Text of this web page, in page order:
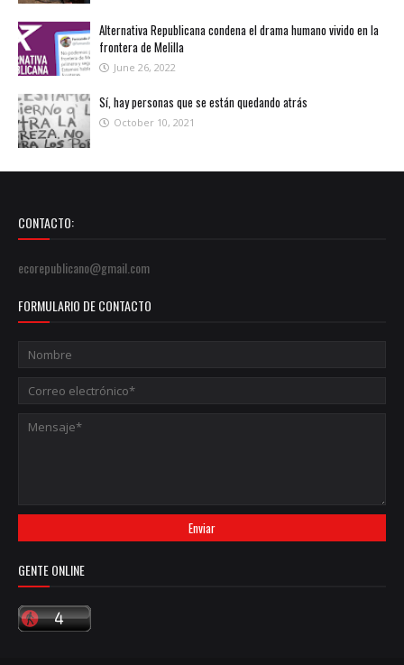
Alternativa Republicana condena el drama humano vivido en la
frontera de Melilla
June 26, 2022
Sí, hay personas que se están quedando atrás
October 10, 2021
CONTACTO:
ecorepublicano@gmail.com
FORMULARIO DE CONTACTO
GENTE ONLINE